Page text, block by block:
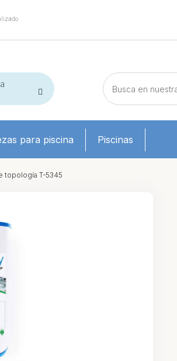
para piscina Piscinas
topología T-5345